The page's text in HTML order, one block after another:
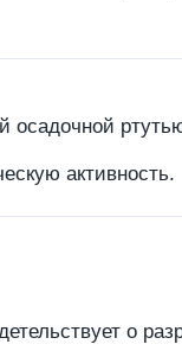
активность.
о